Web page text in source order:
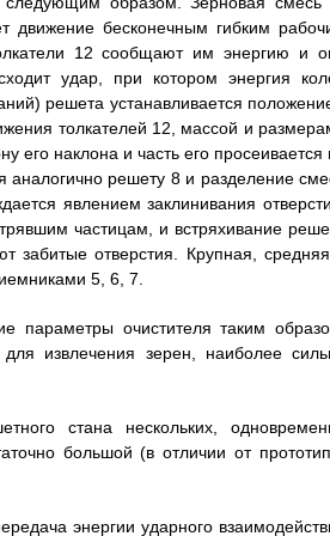
движение бесконечным гибким
12 сообщают им энергию и
удар, при котором энергия
решета устанавливается
толкателей 12, массой и
его наклона и часть его просеивается
решету 8 и разделение
явлением заклинивания
частицам, и встряхивание
забитые отверстия. Крупная,
5, 6, 7.
параметры очистителя таким
извлечения зерен, наиболее
стана нескольких,
большой (в отличии от
энергии ударного